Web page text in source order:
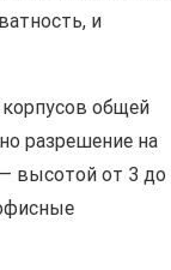
и
общей
разрешение на
высотой от 3 до